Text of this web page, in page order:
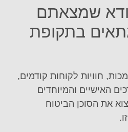
שמצאתם
בתקופת
חוויות לקוחות קודמים,
האישיים והמיוחדים
את הסוכן הביטוח